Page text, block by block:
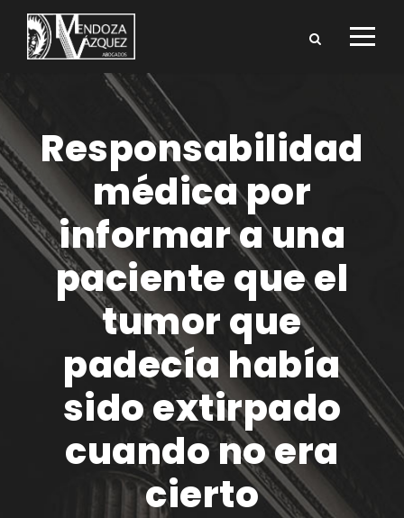
Responsabilidad
médica por
informar a una
paciente que el
tumor que
padecía había
sido extirpado
cuando no era
cierto